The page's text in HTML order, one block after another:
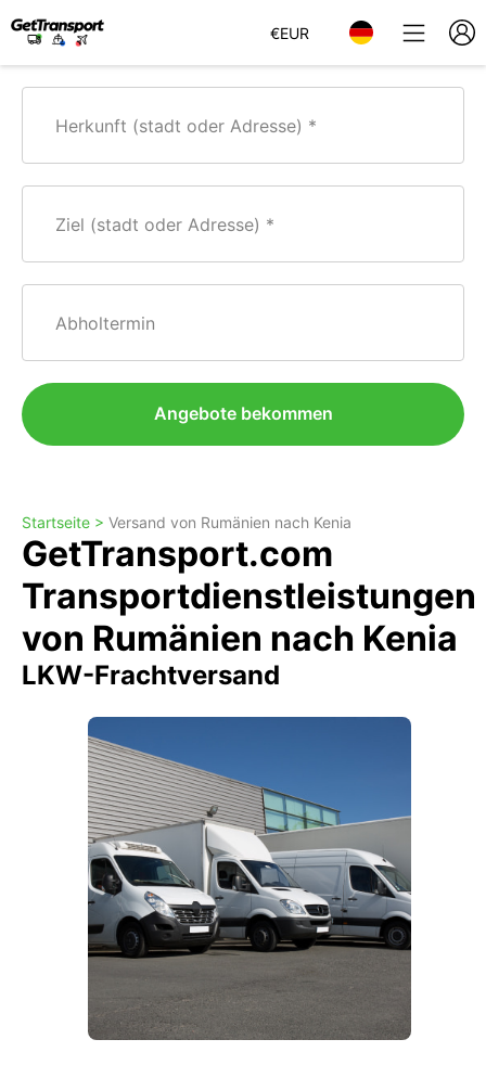
€EUR
Herkunft (stadt oder Adresse)
Ziel (stadt oder Adresse)
Abholtermin
Angebote bekommen
Startseite > Versand von Rumänien nach Kenia
GetTransport.com
Transportdienstleistungen
von Rumänien nach Kenia
LKW-Frachtversand